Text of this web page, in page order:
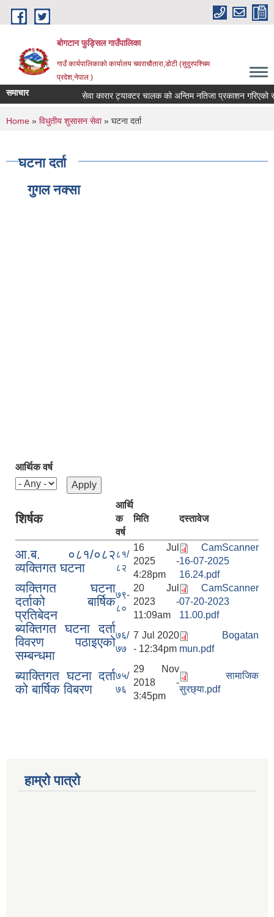
Skip to main content
बोगटान फुड्सिल गाउँपालिका
गाउँ कार्यपालिकाको कार्यालय चवराचौतारा,डोटी (सुदुरपश्चिम
प्रदेश,नेपाल )
समाचार सेवा कारार ट्याक्टर चालक को अन्तिम नतिजा प्रकाशन गरिएको
You are here
Home » विधुतीय शुसासन सेवा» घटना दर्ता
घटना दर्ता
गुगल नक्सा
आर्थिक वर्ष
शिर्षक
आर्थि
क
वर्ष
मिति दस्तावेज
आ.ब. ०८१/०८२
व्यक्तिगत घटना
८१/
८२
16 Jul
2025 -
4:28pm
CamScanner
16-07-2025
16.24.pdf
व्यक्तिगत घटना
दर्ताको बार्षिक
प्रतिबेदन
७९-
८०
20 Jul
2023 -
11:09am
CamScanner
07-20-2023
11.00.pdf
ब्यक्तिगत घटना दर्ता
विवरण पठाइएको
सम्बन्धमा
७६/
७७
7 Jul 2020
- 12:34pm
Bogatan
mun.pdf
ब्याक्तिगत घटना दर्ता
को बार्षिक विबरण
७५/
७६
29 Nov
2018 -
3:45pm
सामाजिक
सुरछ्या.pdf
हाम्रो पात्रो